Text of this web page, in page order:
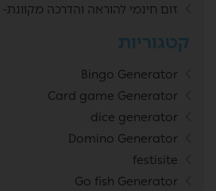
זום חינמי להוראה והדרכה
קטגוריות
Bingo Generator
Card game Generator
dice generator
Domino Generator
festisite
Go fish Generator